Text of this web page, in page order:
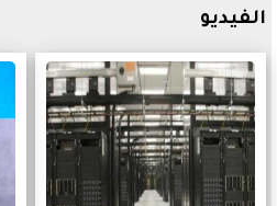
الفيديو